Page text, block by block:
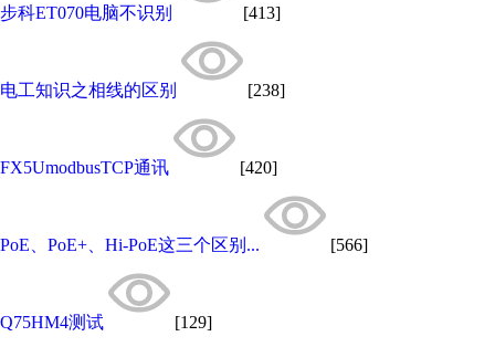
步科ET070电脑不识别 [413]
电工知识之相线的区别 [238]
FX5UmodbusTCP通讯 [420]
PoE、PoE+、Hi-PoE这三个区别... [566]
Q75HM4测试 [129]